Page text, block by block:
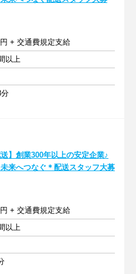
+ 交通費規定支給
以上
送】創業300年以上の安定企業♪
来へつなぐ＊配送スタッフ大募
+ 交通費規定支給
以上